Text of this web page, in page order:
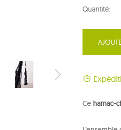
Quantité:
Ce hamac-